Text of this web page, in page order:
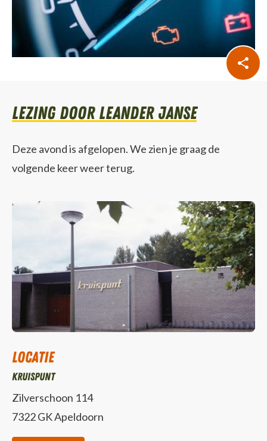
lezing door Leander Janse
Deze avond is afgelopen. We zien je graag de
volgende keer weer terug.
Locatie
Kruispunt
Zilverschoon 114
7322 GK Apeldoorn